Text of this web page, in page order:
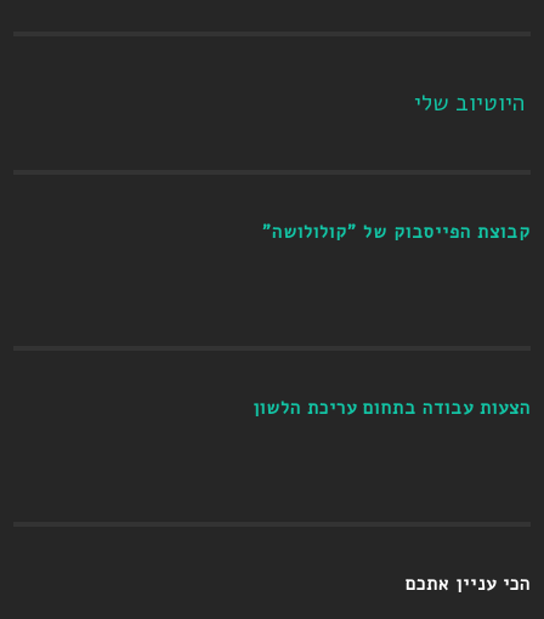
היוטיוב שלי
קבוצת הפייסבוק של "קולולושה"
הצעות עבודה בתחום עריכת הלשון
הכי עניין אתכם